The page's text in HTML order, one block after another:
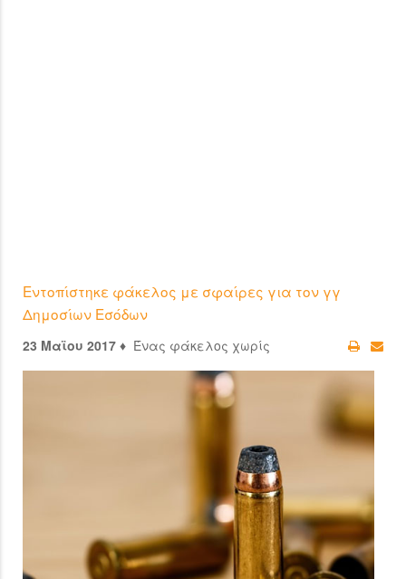
Εντοπίστηκε φάκελος με σφαίρες για τον γγ
Δημοσίων Εσόδων
23 Μαϊου 2017 ♦ Ένας φάκελος χωρίς